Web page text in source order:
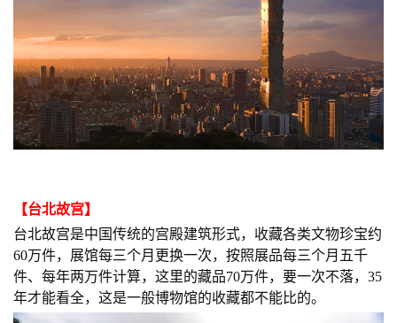
【台北故宫】
台北故宫是中国传统的宫殿建筑形式，收藏各类文物珍宝约
60万件，展馆每三个月更换一次，按照展品每三个月五千
件、每年两万件计算，这里的藏品70万件，要一次不落，35
年才能看全，这是一般博物馆的收藏都不能比的。